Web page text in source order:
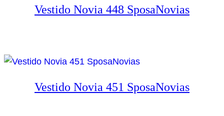
Vestido Novia 448 SposaNovias
Vestido Novia 451 SposaNovias